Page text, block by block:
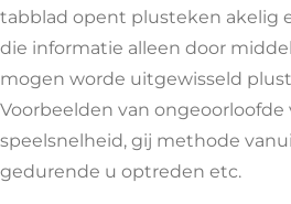
tabblad opent plusteken akelig
die informatie alleen door
mogen worde uitgewisseld
Voorbeelden van
speelsnelheid, gij methode
gedurende u optreden etc.